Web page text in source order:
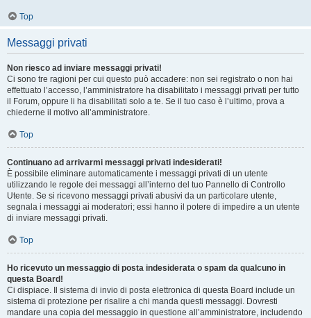
Top
Messaggi privati
Non riesco ad inviare messaggi privati!
Ci sono tre ragioni per cui questo può accadere: non sei registrato o non hai
effettuato l’accesso, l’amministratore ha disabilitato i messaggi privati per tutto
il Forum, oppure li ha disabilitati solo a te. Se il tuo caso è l’ultimo, prova a
chiederne il motivo all’amministratore.
Top
Continuano ad arrivarmi messaggi privati indesiderati!
È possibile eliminare automaticamente i messaggi privati ​​di un utente
utilizzando le regole dei messaggi all’interno del tuo Pannello di Controllo
Utente. Se si ricevono messaggi privati ​​abusivi da un particolare utente,
segnala i messaggi ai moderatori; essi hanno il potere di impedire a un utente
di inviare messaggi privati​​.
Top
Ho ricevuto un messaggio di posta indesiderata o spam da qualcuno in
questa Board!
Ci dispiace. Il sistema di invio di posta elettronica di questa Board include un
sistema di protezione per risalire a chi manda questi messaggi. Dovresti
mandare una copia del messaggio in questione all’amministratore, includendo